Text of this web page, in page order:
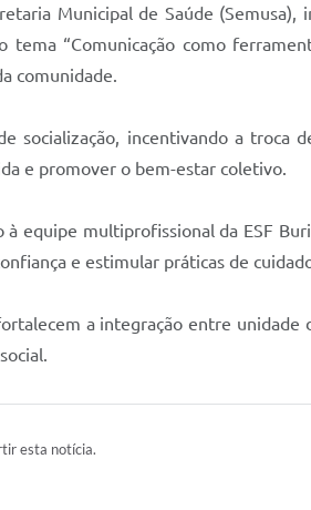
Municipal de Saúde
tema “Comunicação como
comunidade.
socialização, incentivando a troca
e promover o bem-estar coletivo.
equipe multiprofissional da ESF
e estimular práticas de
a integração entre
esta notícia.